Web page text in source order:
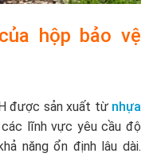
hộp bảo vệ
được sản xuất từ nhựa
lĩnh vực yêu cầu độ
năng ổn định lâu dài.